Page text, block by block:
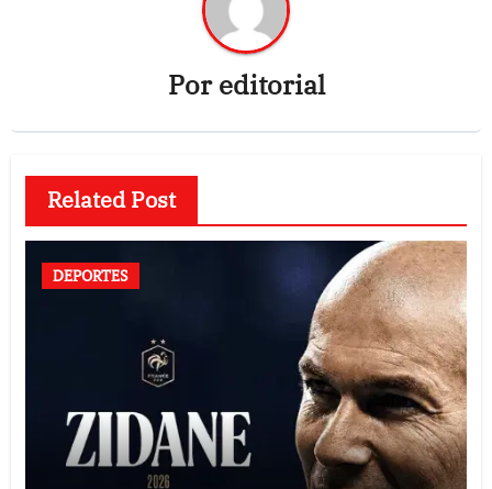
Poreditorial
Related Post
DEPORTES